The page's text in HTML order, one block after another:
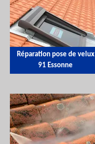
Réparation pose de velux
91 Essonne